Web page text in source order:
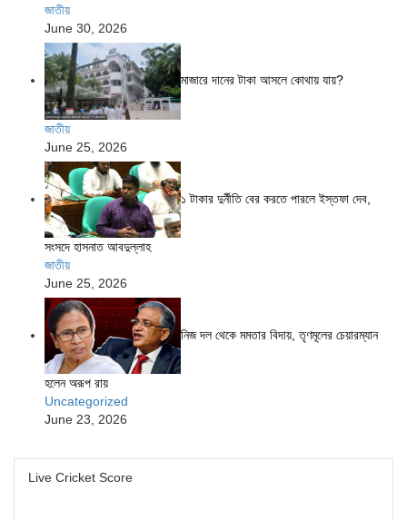
জাতীয়
June 30, 2026
মাজারে দানের টাকা আসলে কোথায় যায়?
জাতীয়
June 25, 2026
১ টাকার দুর্নীতি বের করতে পারলে ইস্তফা দেব,
সংসদে হাসনাত আবদুল্লাহ
জাতীয়
June 25, 2026
নিজ দল থেকে মমতার বিদায়, তৃণমূলের চেয়ারম্যান
হলেন অরূপ রায়
Uncategorized
June 23, 2026
Live Cricket Score